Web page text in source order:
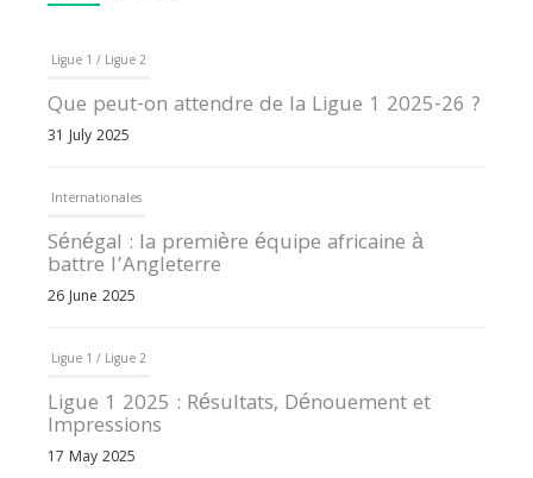
Ligue 1 / Ligue 2
Que peut-on attendre de la Ligue 1 2025-26 ?
31 July 2025
Internationales
Sénégal : la première équipe africaine à
battre l’Angleterre
26 June 2025
Ligue 1 / Ligue 2
Ligue 1 2025 : Résultats, Dénouement et
Impressions
17 May 2025